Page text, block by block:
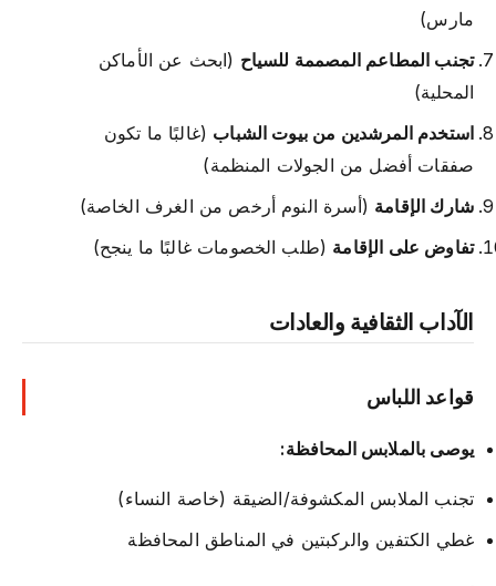
مارس)
تجنب المطاعم المصممة للسياح (ابحث عن الأماكن
المحلية)
استخدم المرشدين من بيوت الشباب (غالبًا ما تكون
صفقات أفضل من الجولات المنظمة)
شارك الإقامة (أسرة النوم أرخص من الغرف الخاصة)
تفاوض على الإقامة (طلب الخصومات غالبًا ما ينجح)
الآداب الثقافية والعادات
قواعد اللباس
يوصى بالملابس المحافظة:
تجنب الملابس المكشوفة/الضيقة (خاصة النساء)
غطي الكتفين والركبتين في المناطق المحافظة